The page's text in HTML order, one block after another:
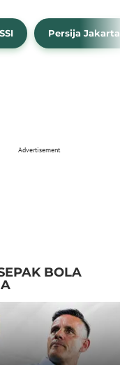
Persija Jakarta
Advertisement
BOLA